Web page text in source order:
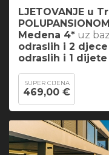
LJETOVANJE u
POLUPANSIONOM
Medena 4* uz
odraslih i 2 djece
odraslih i 1 dijete
SUPER CIJENA
469,00 €